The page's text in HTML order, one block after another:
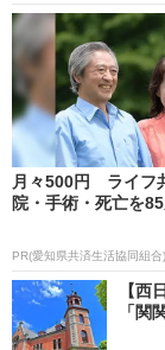
月々500円 ライフ
院・手術・死亡を
PR(愛知県共済生活協同組合)
【西
「関